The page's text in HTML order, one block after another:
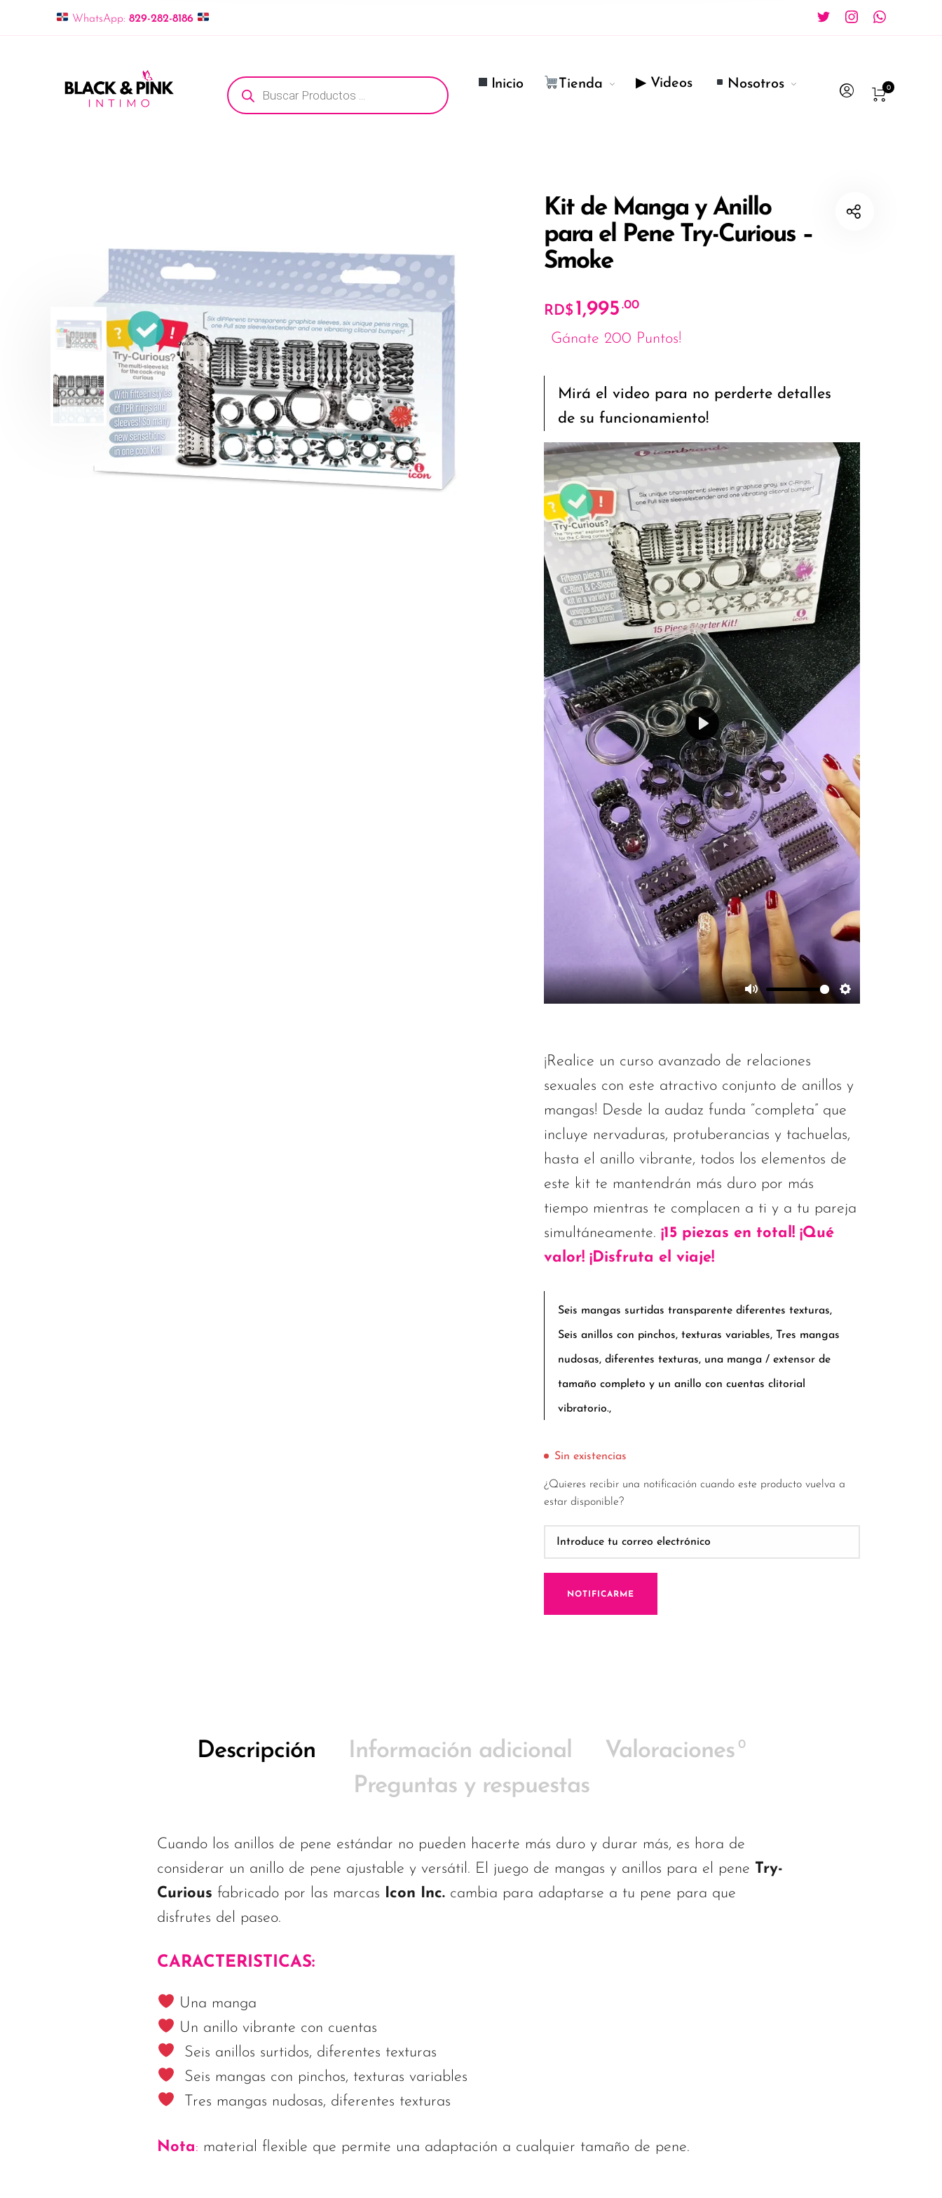
WhatsApp: 829-282-8186
Búsqueda de productos Inicio Tienda ▶ Videos Nosotros 0
Kit de Manga y Anillo
para el Pene Try-Curious –
Smoke
RD$ 1,995 .00
Gánate 200 Puntos!
Mirá el video para no perderte detalles
de su funcionamiento!
¡Realice un curso avanzado de relaciones
sexuales con este atractivo conjunto de anillos y
mangas! Desde la audaz funda “completa” que
incluye nervaduras, protuberancias y tachuelas,
hasta el anillo vibrante, todos los elementos de
este kit te mantendrán más duro por más
tiempo mientras te complacen a ti y a tu pareja
simultáneamente. ¡15 piezas en total! ¡Qué
valor! ¡Disfruta el viaje!
Seis mangas surtidas transparente diferentes texturas,
Seis anillos con pinchos, texturas variables, Tres mangas
nudosas, diferentes texturas, una manga / extensor de
tamaño completo y un anillo con cuentas clitorial
vibratorio.,
Sin existencias
¿Quieres recibir una notificación cuando este producto vuelva a
estar disponible?
NOTIFICARME
Descripción Información adicional Valoraciones 0
Preguntas y respuestas
Cuando los anillos de pene estándar no pueden hacerte más duro y durar más, es hora de
considerar un anillo de pene ajustable y versátil. El juego de mangas y anillos para el pene Try-
Curious fabricado por las marcas Icon Inc. cambia para adaptarse a tu pene para que
disfrutes del paseo.
CARACTERISTICAS:
Una manga
Un anillo vibrante con cuentas
Seis anillos surtidos, diferentes texturas
Seis mangas con pinchos, texturas variables
Tres mangas nudosas, diferentes texturas
Nota: material flexible que permite una adaptación a cualquier tamaño de pene.